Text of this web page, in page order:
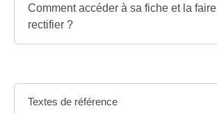
Comment accéder à sa fiche et la faire
rectifier ?
Textes de référence